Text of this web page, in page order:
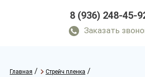
8 (936) 248-45-
Заказать
Главная / Стрейч пленка /